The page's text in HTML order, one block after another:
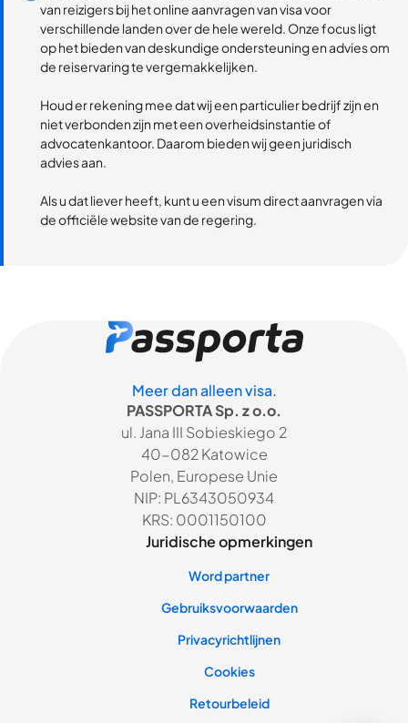
van reizigers bij het online aanvragen van visa voor
verschillende landen over de hele wereld. Onze focus ligt
op het bieden van deskundige ondersteuning en advies om
de reiservaring te vergemakkelijken.
Houd er rekening mee dat wij een particulier bedrijf zijn en
niet verbonden zijn met een overheidsinstantie of
advocatenkantoor. Daarom bieden wij geen juridisch
advies aan.
Als u dat liever heeft, kunt u een visum direct aanvragen via
de officiële website van de regering.
Meer dan alleen visa.
PASSPORTA Sp. z o.o.
ul. Jana III Sobieskiego 2
40-082 Katowice
Polen, Europese Unie
NIP: PL6343050934
KRS: 0001150100
Juridische opmerkingen
Word partner
Gebruiksvoorwaarden
Privacyrichtlijnen
Cookies
Retourbeleid